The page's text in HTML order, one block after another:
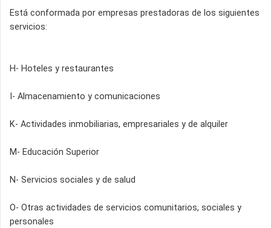
Está conformada por empresas prestadoras de los siguientes
servicios:
H- Hoteles y restaurantes
I- Almacenamiento y comunicaciones
K- Actividades inmobiliarias, empresariales y de alquiler
M- Educación Superior
N- Servicios sociales y de salud
O- Otras actividades de servicios comunitarios, sociales y
personales